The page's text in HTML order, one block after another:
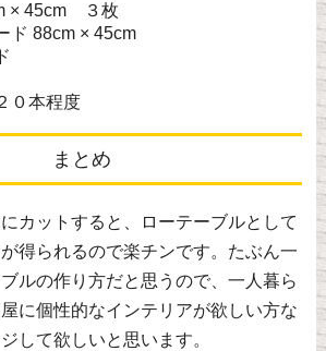
× 45cm ３枚
ド 88cm × 45cm
０本程度
まとめ
カットすると、ローテーブルとして
得られるので楽チンです。たぶん一
ルの作り方だと思うので、一人暮ら
に個性的なインテリアが欲しい方な
して欲しいと思います。